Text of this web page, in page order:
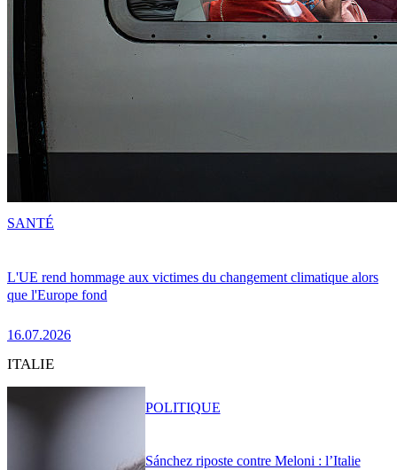
L'UE rend hommage aux victimes du changement climatique alors
que l'Europe fond
16.07.2026
SANTÉ
ITALIE
Sánchez riposte contre Meloni : l’Italie
POLITIQUE